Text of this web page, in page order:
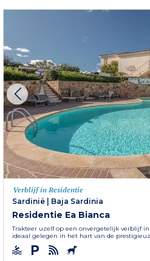
Verblijf in Residentie
Sardinië | Baja Sardinia
Residentie Ea Bianca
Trakteer uzelf op een onvergetelijk verblijf in
ideaal gelegen in het hart van de prestigieuze